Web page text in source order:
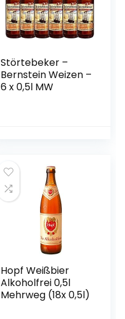
Störtebeker –
Bernstein Weizen –
6 x 0,5l MW
Hopf Weißbier
Alkoholfrei 0,5l
Mehrweg (18x 0,5l)